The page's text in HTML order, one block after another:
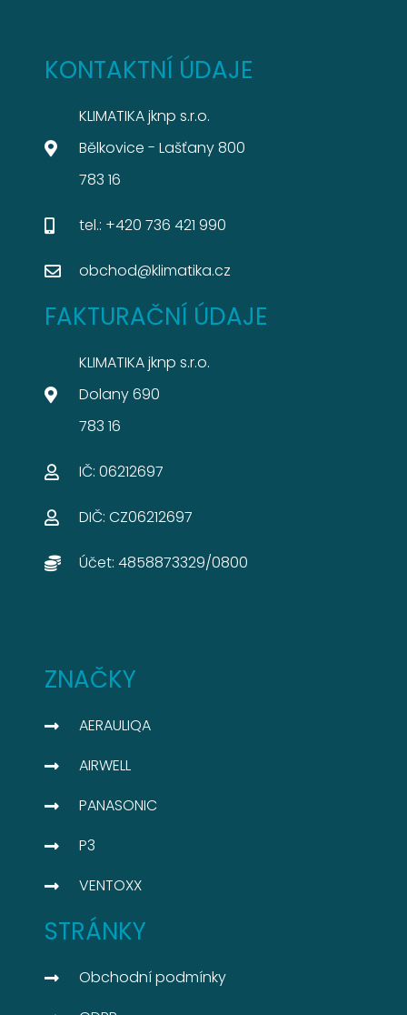
KONTAKTNÍ ÚDAJE
KLIMATIKA jknp s.r.o.
Bělkovice - Lašťany 800
783 16
tel.: +420 736 421 990
obchod@klimatika.cz
FAKTURAČNÍ ÚDAJE
KLIMATIKA jknp s.r.o.
Dolany 690
783 16
IČ: 06212697​
DIČ: CZ06212697​
Účet: 4858873329/0800​
ZNAČKY
AERAULIQA
AIRWELL
PANASONIC
P3
VENTOXX
STRÁNKY
Obchodní podmínky